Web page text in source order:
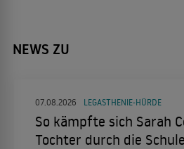
NEWS ZU
07.08.2026 LEGASTHENIE-HÜRDE
So kämpfte sich Sarah
Tochter durch die Schule